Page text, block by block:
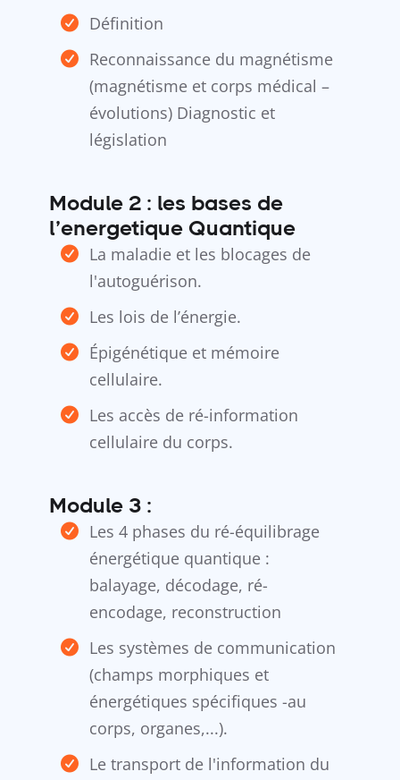
Définition
Reconnaissance du magnétisme
(magnétisme et corps médical –
évolutions) Diagnostic et
législation
Module 2 : les bases de
l’energetique Quantique
La maladie et les blocages de
l'autoguérison.
Les lois de l’énergie.
Épigénétique et mémoire
cellulaire.
Les accès de ré-information
cellulaire du corps.
Module 3 :
Les 4 phases du ré-équilibrage
énergétique quantique :
balayage, décodage, ré-
encodage, reconstruction
Les systèmes de communication
(champs morphiques et
énergétiques spécifiques -au
corps, organes,...).
Le transport de l'information du